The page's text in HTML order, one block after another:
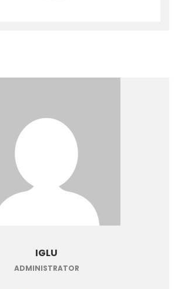
IGLU
ADMINISTRATOR